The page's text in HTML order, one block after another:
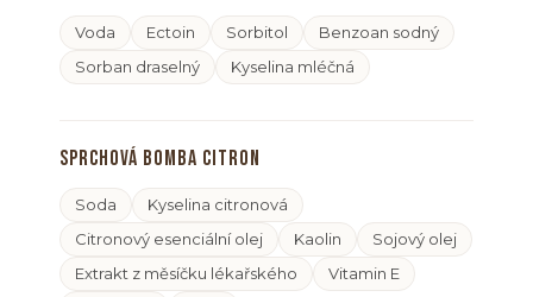
Voda Ectoin Sorbitol
Benzoan sodný
Sorban draselný
Kyselina mléčná
Sprchová bomba citron
Soda
Kyselina citronová
Citronový esenciální olej
Kaolin
Sojový olej
Extrakt z měsíčku lékařského
Vitamin E